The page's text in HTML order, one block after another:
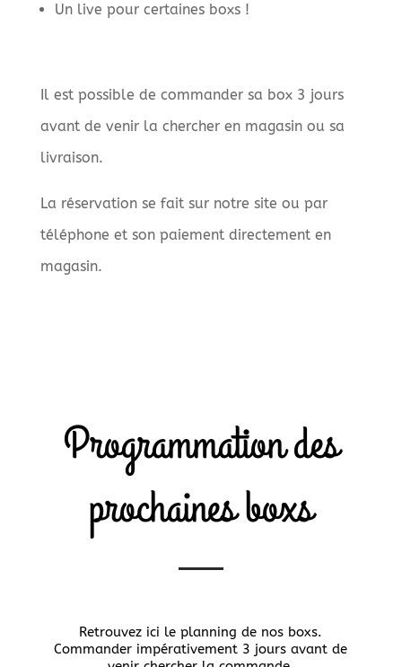
Un live pour certaines boxs !
Il est possible de commander sa box 3 jours
avant de venir la chercher en magasin ou sa
livraison.
La réservation se fait sur notre site ou par
téléphone et son paiement directement en
magasin.
Programmation des
prochaines boxs
Retrouvez ici le planning de nos boxs.
Commander impérativement 3 jours avant de